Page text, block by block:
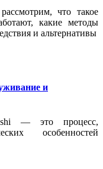
что такое
какие методы
и альтернативы
и
— это процесс,
особенностей